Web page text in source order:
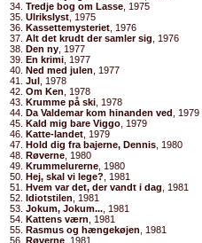
Tredje bog om Lasse , 1975
Ulrikslyst , 1975
Kassettemysteriet , 1976
Alt det krudt der samler sig , 1976
Den ny , 1977
En krimi , 1977
Ned med julen , 1977
Jul , 1978
Om Ken , 1978
Krumme på ski , 1978
Da Valdemar kom hinanden ved , 1979
Kald mig bare Viggo , 1979
Katte-landet , 1979
Hold dig fra bajerne, Dennis , 1980
Røverne , 1980
Krummelurerne , 1980
Hej, skal vi lege? , 1981
Hvem var det, der vandt i dag , 1981
Idiotstilen , 1981
Jokum, Jokum... , 1981
Kattens værn , 1981
Rasmus og hængekøjen , 1981
Røverne , 1981